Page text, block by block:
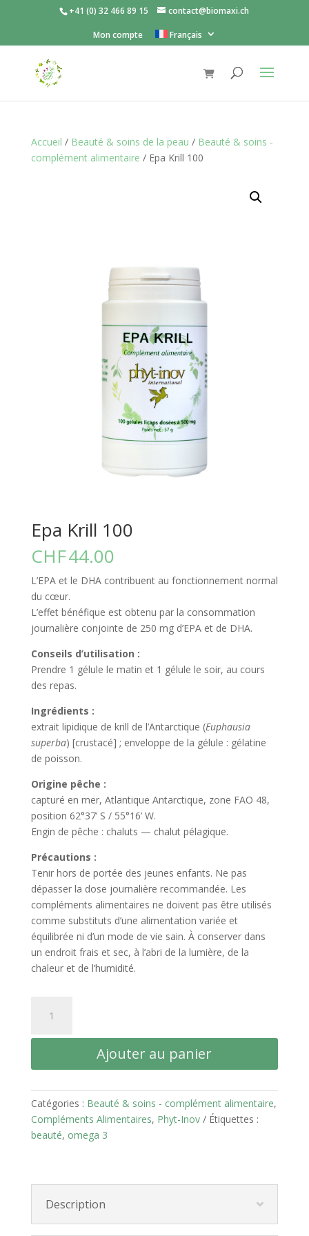
+41 (0) 32 466 89 15 contact@biomaxi.ch
Mon compte Français
Accueil / Beauté & soins de la peau / Beauté & soins -
complément alimentaire / Epa Krill 100
Epa Krill 100
CHF44.00
L’EPA et le DHA contribuent au fonctionnement normal
du cœur.
L’effet bénéfique est obtenu par la consommation
journalière conjointe de 250 mg d’EPA et de DHA.
Conseils d’utilisation :
Prendre 1 gélule le matin et 1 gélule le soir, au cours
des repas.
Ingrédients :
extrait lipidique de krill de l’Antarctique (Euphausia
superba) [crustacé] ; enveloppe de la gélule : gélatine
de poisson.
Origine pêche :
capturé en mer, Atlantique Antarctique, zone FAO 48,
position 62°37’ S / 55°16’ W.
Engin de pêche : chaluts — chalut pélagique.
Précautions :
Tenir hors de portée des jeunes enfants. Ne pas
dépasser la dose journalière recommandée. Les
compléments alimentaires ne doivent pas être utilisés
comme substituts d’une alimentation variée et
équilibrée ni d’un mode de vie sain. À conserver dans
un endroit frais et sec, à l’abri de la lumière, de la
chaleur et de l’humidité.
Epa
100
Ajouter au panier
Catégories : Beauté & soins - complément alimentaire,
Compléments Alimentaires, Phyt-Inov
Étiquettes :
beauté, omega 3
Description